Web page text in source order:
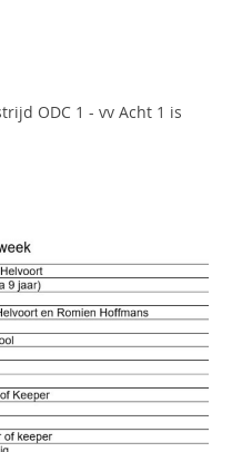
ODC 1 - vv Acht 1 is